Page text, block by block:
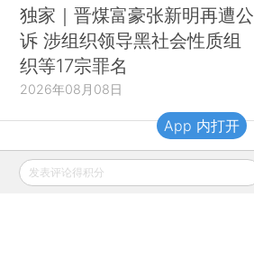
独家｜晋煤富豪张新明再遭公
诉 涉组织领导黑社会性质组
织等17宗罪名
2026年08月08日
财新移动
发表评论得积分
App 内打开